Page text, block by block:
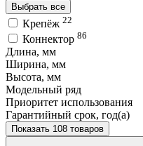
Выбрать все
Крепёж 22
Коннектор 86
Длина, мм
Ширина, мм
Высота, мм
Модельный ряд
Приоритет использования
Гарантийный срок, год(а)
Показать 108 товаров